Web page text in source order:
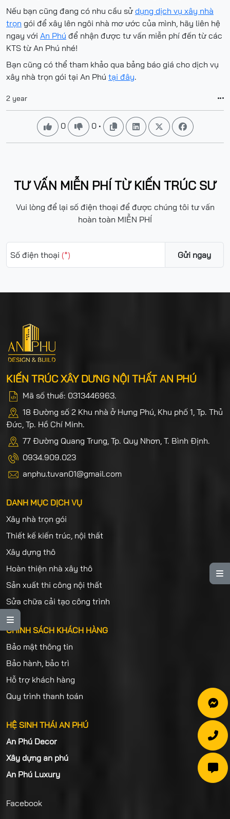


Nếu bạn cũng đang có nhu cầu sử dụng dịch vụ xây nhà
trọn gói để xây lên ngôi nhà mơ ước của mình, hãy liên hệ
ngay với An Phú để nhận được tư vấn miễn phí đến từ các
KTS từ An Phú nhé!
Bạn cũng có thể tham khảo qua bảng báo giá cho dịch vụ
xây nhà trọn gói tại An Phú tại đây.
2 year 
 0  0•    
TƯ VẤN MIỄN PHÍ TỪ KIẾN TRÚC SƯ
Vui lòng để lại số điện thoại để được chúng tôi tư vấn
hoàn toàn MIỄN PHÍ
Số điện thoại (*) Gửi ngay



KIẾN TRÚC XÂY DƯNG NỘI THẤT AN PHÚ
Mã số thuế: 0313446963.
18 Đường số 2 Khu nhà ở Hưng Phú, Khu phố 1, Tp. Thủ
Đức, Tp. Hồ Chí Minh.
77 Đường Quang Trung, Tp. Quy Nhơn, T. Bình Định.
0934.909.023
anphu.tuvan01@gmail.com
DANH MỤC DỊCH VỤ
Xây nhà trọn gói
Thiết kế kiến trúc, nội thất
Xây dựng thô
Hoàn thiện nhà xây thô
Sản xuất thi công nội thất
Sửa chữa cải tạo công trình
CHÍNH SÁCH KHÁCH HÀNG
Bảo mật thông tin
Bảo hành, bảo trì
Hỗ trợ khách hàng
Quy trình thanh toán
HỆ SINH THÁI AN PHÚ
An Phú Decor
Xây dựng an phú
An Phú Luxury
Facebook